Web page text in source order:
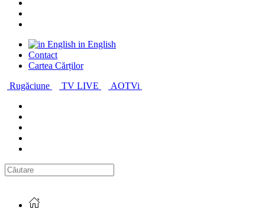
in English
Contact
Cartea Cărților
Rugăciune
TV LIVE AOTVi